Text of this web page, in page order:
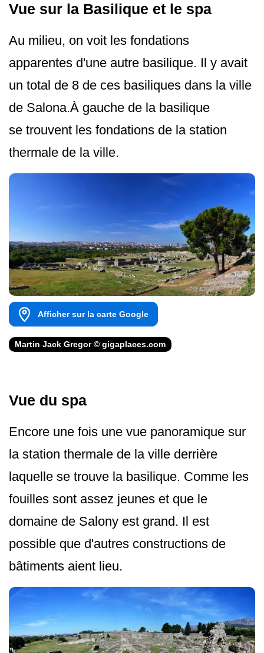
Vue sur la Basilique et le spa
Au milieu, on voit les fondations
apparentes d'une autre basilique. Il y avait
un total de 8 de ces basiliques dans la ville
de Salona.À gauche de la basilique
se trouvent les fondations de la station
thermale de la ville.
Afficher sur la carte Google
Martin Jack Gregor © gigaplaces.com
Vue du spa
Encore une fois une vue panoramique sur
la station thermale de la ville derrière
laquelle se trouve la basilique. Comme les
fouilles sont assez jeunes et que le
domaine de Salony est grand. Il est
possible que d'autres constructions de
bâtiments aient lieu.